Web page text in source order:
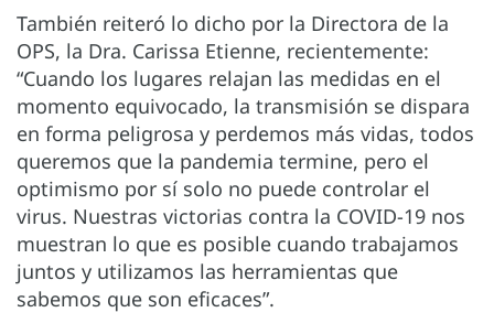
También reiteró lo dicho por la Directora de la
OPS, la Dra. Carissa Etienne, recientemente:
“Cuando los lugares relajan las medidas en el
momento equivocado, la transmisión se dispara
en forma peligrosa y perdemos más vidas, todos
queremos que la pandemia termine, pero el
optimismo por sí solo no puede controlar el
virus. Nuestras victorias contra la COVID-19 nos
muestran lo que es posible cuando trabajamos
juntos y utilizamos las herramientas que
sabemos que son eficaces”.